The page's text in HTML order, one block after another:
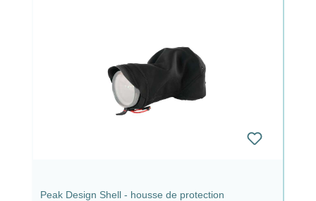
Peak Design Shell - housse de protection